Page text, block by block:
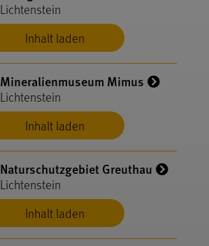
Inhalt laden
Lichtenstein
Inhalt laden
Mineralienmuseum Mimus
Lichtenstein
Inhalt laden
Naturschutzgebiet Greuthau
Lichtenstein